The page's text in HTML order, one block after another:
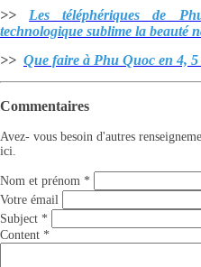
>> Les téléphériques de
technologique sublime la beauté
>> Que faire à Phu Quoc en 4,
Commentaires
Avez- vous besoin d'autres
ici.
Nom et prénom *
Votre émail
Subject *
Content *